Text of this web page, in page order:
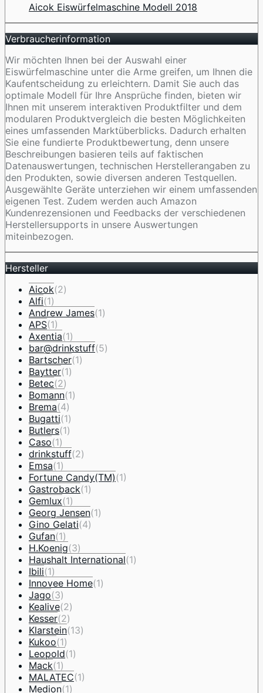
Aicok Eiswürfelmaschine Modell 2018
Verbraucherinformation
Wir möchten Ihnen bei der Auswahl einer
Eiswürfelmaschine unter die Arme greifen, um Ihnen die
Kaufentscheidung zu erleichtern. Damit Sie auch das
optimale Modell für Ihre Ansprüche finden, bieten wir
Ihnen mit unserem interaktiven Produktfilter und dem
modularen Produktvergleich die besten Möglichkeiten
eines umfassenden Marktüberblicks. Dadurch erhalten
Sie eine fundierte Produktbewertung, denn unsere
Beschreibungen basieren teils auf faktischen
Datenauswertungen, technischen Herstellerangaben zu
den Produkten, sowie diversen anderen Testquellen.
Ausgewählte Geräte unterziehen wir einem umfassenden
eigenen Test. Zudem werden auch Amazon
Kundenrezensionen und Feedbacks der verschiedenen
Herstellersupports in unsere Auswertungen
miteinbezogen.
Hersteller
Aicok(2)
Alfi(1)
Andrew James(1)
APS(1)
Axentia(1)
bar@drinkstuff(5)
Bartscher(1)
Baytter(1)
Betec(2)
Bomann(1)
Brema(4)
Bugatti(1)
Butlers(1)
Caso(1)
drinkstuff(2)
Emsa(1)
Fortune Candy(TM)(1)
Gastroback(1)
Gemlux(1)
Georg Jensen(1)
Gino Gelati(4)
Gufan(1)
H.Koenig(3)
Haushalt International(1)
Ibili(1)
Innovee Home(1)
Jago(3)
Kealive(2)
Kesser(2)
Klarstein(13)
Kukoo(1)
Leopold(1)
Mack(1)
MALATEC(1)
Medion(1)